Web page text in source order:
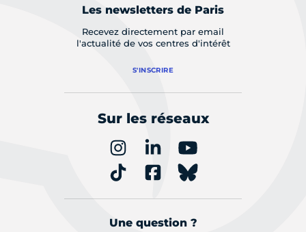
Les newsletters de Paris
Recevez directement par email
l'actualité de vos centres d'intérêt
S'INSCRIRE
Sur les réseaux
Une question ?